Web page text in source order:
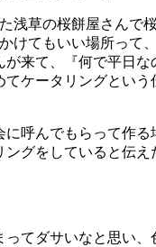
草の桜餅屋さんで
てもいい場所って
来て、『何で平日
ケータリングとい
呼んでもらって作
グをしていると伝
てダサいなと思い、